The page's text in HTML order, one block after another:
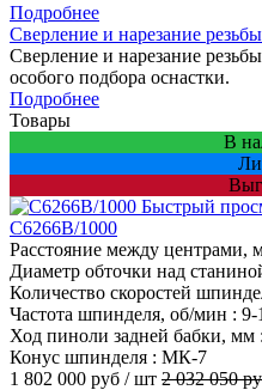
Подробнее
Сверление и нарезание
Сверление и нарезание
особого подбора оснастки.
Подробнее
Товары
В
Быстрый
C6266B/1000
Расстояние между центрами,
Диаметр обточки над
Количество скоростей
Частота шпинделя, об/мин : 9-
Ход пиноли задней бабки, мм
Конус шпинделя : МК-7
1 802 000 руб / шт 2 032 050